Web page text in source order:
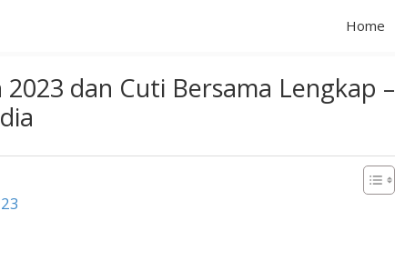
Home
dan Cuti Bersama Lengkap –